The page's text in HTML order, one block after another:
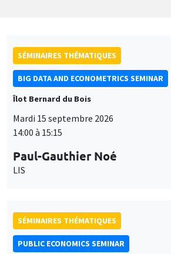
SÉMINAIRES THÉMATIQUES
BIG DATA AND ECONOMETRICS SEMINAR
Îlot Bernard du Bois
Mardi 15 septembre 2026
14:00 à 15:15
Paul-Gauthier Noé
LIS
SÉMINAIRES THÉMATIQUES
PUBLIC ECONOMICS SEMINAR